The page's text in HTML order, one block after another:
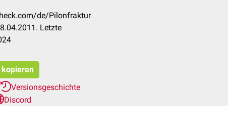
de/Pilonfraktur
Letzte
Versionsgeschichte
Discord